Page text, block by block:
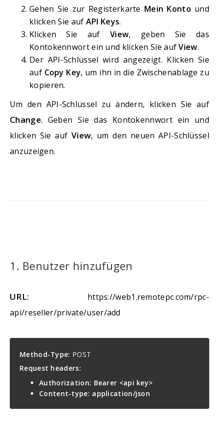
Gehen Sie zur Registerkarte Mein Konto und
klicken Sie auf API Keys.
Klicken Sie aufView, geben Sie das
Kontokennwort ein und klicken Sie aufView.
Der API-Schlüssel wird angezeigt. Klicken Sie
auf Copy Key, um ihn in die Zwischenablage zu
kopieren.
Um den API-Schlüssel zu ändern, klicken Sie auf
Change. Geben Sie das Kontokennwort ein und
klicken Sie auf View, um den neuen API-Schlüssel
anzuzeigen.
1. Benutzer hinzufügen
URL: https://web1.remotepc.com/rpc-
api/reseller/private/user/add
Method-Type: POST
Request headers:
Authorization: Bearer <api key>
Content-type: application/json